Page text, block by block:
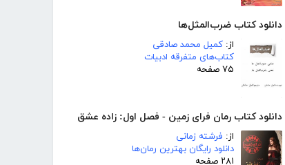
دانلود کتاب ضرب‌المثل‌ها
از: کمیل محمد صادقی
کتاب‌های متفرقه ادبیات
۷۵ صفحه
دانلود کتاب رمان فرای زمین - فصل اول: زاده عشق
از: فرشته زمانی
دانلود رایگان بهترین رمان‌ها
۲۸۱ صفحه